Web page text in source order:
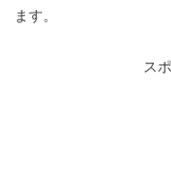
ます。
ス